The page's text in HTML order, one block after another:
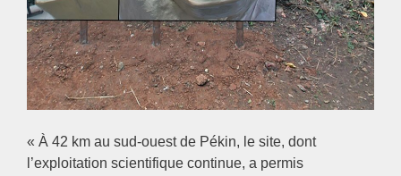
« À 42 km au sud-ouest de Pékin, le site, dont
l’exploitation scientifique continue, a permis